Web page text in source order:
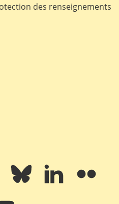
des renseignements